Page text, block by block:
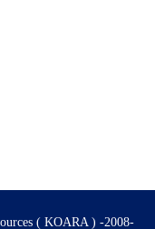
( KOARA ) -2008-